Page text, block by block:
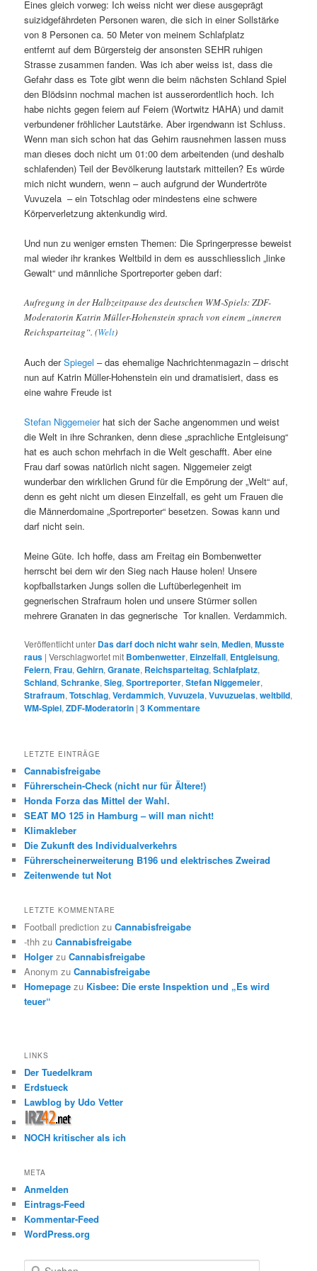
Eines gleich vorweg: Ich weiss nicht wer diese ausgeprägt
suizidgefährdeten Personen waren, die sich in einer Sollstärke
von 8 Personen ca. 50 Meter von meinem Schlafplatz
entfernt auf dem Bürgersteig der ansonsten SEHR ruhigen
Strasse zusammen fanden. Was ich aber weiss ist, dass die
Gefahr dass es Tote gibt wenn die beim nächsten Schland Spiel
den Blödsinn nochmal machen ist ausserordentlich hoch. Ich
habe nichts gegen feiern auf Feiern (Wortwitz HAHA) und damit
verbundener fröhlicher Lautstärke. Aber irgendwann ist Schluss.
Wenn man sich schon hat das Gehirn rausnehmen lassen muss
man dieses doch nicht um 01:00 dem arbeitenden (und deshalb
schlafenden) Teil der Bevölkerung lautstark mitteilen? Es würde
mich nicht wundern, wenn – auch aufgrund der Wundertröte
Vuvuzela – ein Totschlag oder mindestens eine schwere
Körperverletzung aktenkundig wird.
Und nun zu weniger ernsten Themen: Die Springerpresse beweist
mal wieder ihr krankes Weltbild in dem es ausschliesslich „linke
Gewalt“ und männliche Sportreporter geben darf:
Aufregung in der Halbzeitpause des deutschen WM-Spiels: ZDF-
Moderatorin Katrin Müller-Hohenstein sprach von einem „inneren
Reichsparteitag“. (Welt)
Auch derSpiegel – das ehemalige Nachrichtenmagazin – drischt
nun auf Katrin Müller-Hohenstein ein und dramatisiert, dass es
eine wahre Freude ist
Stefan Niggemeierhat sich der Sache angenommen und weist
die Welt in ihre Schranken, denn diese „sprachliche Entgleisung“
hat es auch schon mehrfach in die Welt geschafft. Aber eine
Frau darf sowas natürlich nicht sagen. Niggemeier zeigt
wunderbar den wirklichen Grund für die Empörung der „Welt“ auf,
denn es geht nicht um diesen Einzelfall, es geht um Frauen die
die Männerdomaine „Sportreporter“ besetzen. Sowas kann und
darf nicht sein.
Meine Güte. Ich hoffe, dass am Freitag ein Bombenwetter
herrscht bei dem wir den Sieg nach Hause holen! Unsere
kopfballstarken Jungs sollen die Luftüberlegenheit im
gegnerischen Strafraum holen und unsere Stürmer sollen
mehrere Granaten in das gegnerische Tor knallen. Verdammich.
Veröffentlicht unter Das darf doch nicht wahr sein,Medien,Musste
raus |Verschlagwortet mit Bombenwetter, Einzelfall, Entgleisung,
Feiern,Frau,Gehirn,Granate, Reichsparteitag,Schlafplatz,
Schland,Schranke,Sieg,Sportreporter,Stefan Niggemeier,
Strafraum,Totschlag,Verdammich,Vuvuzela,Vuvuzuelas,weltbild,
WM-Spiel,ZDF-Moderatorin |3Kommentare
LETZTE EINTRÄGE
Cannabisfreigabe
Führerschein-Check (nicht nur für Ältere!)
Honda Forza das Mittel der Wahl.
SEAT MO 125 in Hamburg – will man nicht!
Klimakleber
Die Zukunft des Individualverkehrs
Führerscheinerweiterung B196 und elektrisches Zweirad
Zeitenwende tut Not
LETZTE KOMMENTARE
Football prediction zuCannabisfreigabe
-thh zuCannabisfreigabe
Holger zuCannabisfreigabe
Anonym zuCannabisfreigabe
Homepage zu Kisbee: Die erste Inspektion und „Es wird
teuer“
LINKS
Der Tuedelkram
Erdstueck
Lawblog by Udo Vetter
NOCH kritischer als ich
META
Anmelden
Eintrags-Feed
Kommentar-Feed
WordPress.org